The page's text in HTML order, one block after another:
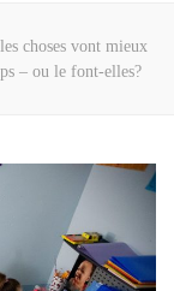
choses vont mieux
– ou le font-elles?